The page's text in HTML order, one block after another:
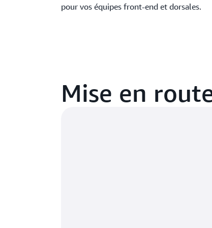
pour vos équipes front‑end et dorsales.
Mise en